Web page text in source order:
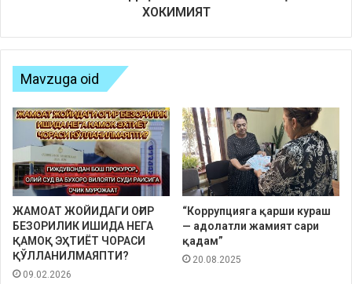
ХОКИМИЯТ
Mavzuga oid
ЖАМОАТ ЖОЙИДАГИ ОҒИР
БЕЗОРИЛИК ИШИДА НЕГА
ҚАМОҚ ЭҲТИЁТ ЧОРАСИ
ҚЎЛЛАНИЛМАЯПТИ?
09.02.2026
“Коррупцияга қарши кураш
— адолатли жамият сари
қадам”
20.08.2025